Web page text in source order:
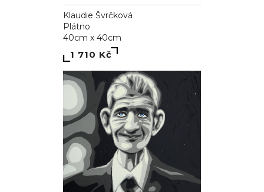
Klaudie Švrčková
Plátno
40cm x 40cm
1 710 Kč